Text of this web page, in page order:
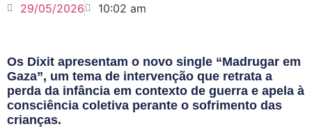
29/05/2026 10:02 am
Os Dixit apresentam o novo single “Madrugar em
Gaza”, um tema de intervenção que retrata a
perda da infância em contexto de guerra e apela à
consciência coletiva perante o sofrimento das
crianças.